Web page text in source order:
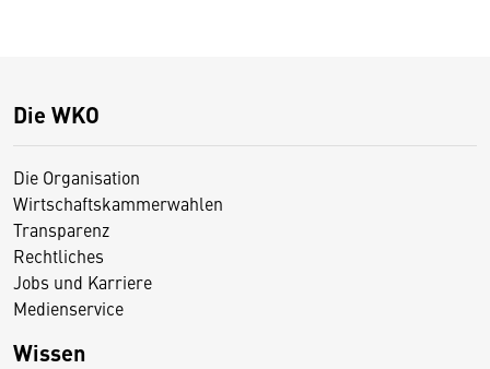
Die WKO
Die Organisation
Wirtschaftskammerwahlen
Transparenz
Rechtliches
Jobs und Karriere
Medienservice
Wissen